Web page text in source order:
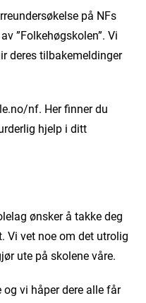
på NFs
”Folkehøgskolen”. Vi
deres tilbakemeldinger
nf. Her finner du
hjelp i ditt
ønsker å takke deg
Vi vet noe om det utrolig
ute på skolene våre.
vi håper dere alle får